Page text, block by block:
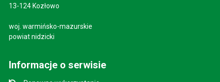
13-124 Kozłowo
woj. warmińsko-mazurskie
powiat nidzicki
Informacje o serwisie